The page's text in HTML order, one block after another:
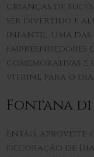
crianças de
ser divertido e
infantil. Uma
empreendedores
comemorativas
vitrine para o
Fontana di
Então, aproveite-
decoração de Dia